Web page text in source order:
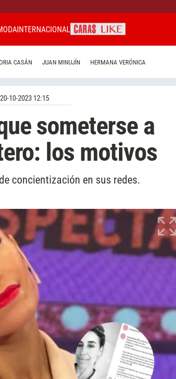
INTERNACIONAL
CASÁN JUAN MINUJÍN HERMANA VERÓNICA
20-10-2023 12:15
someterse a
los motivos
concientización en sus redes.